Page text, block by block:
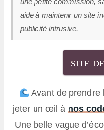
aide à maintenir un site
publicité intrusive.
SITE
Avant de prendre
jeter un œil à nos
Une belle vague